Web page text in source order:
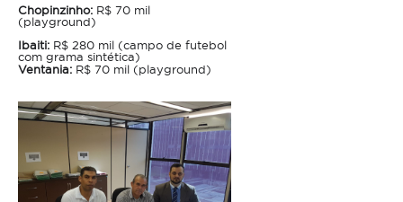
Chopinzinho: R$ 70 mil
(playground)
Ibaiti: R$ 280 mil (campo de futebol
com grama sintética)
Ventania: R$ 70 mil (playground)